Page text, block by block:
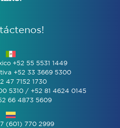
+52 55 5531 1449
+52 33 3669 5300
47 7152 1730
5310 / +52 81 4624 0145
66 4873 5609
(601) 770 2999